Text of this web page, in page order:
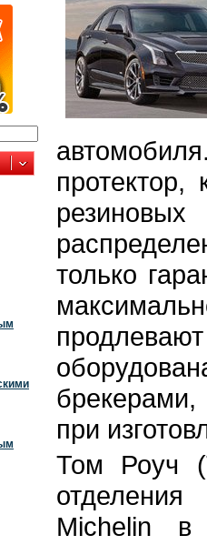
протектор,
только
при
Том Роуч
Michelin в